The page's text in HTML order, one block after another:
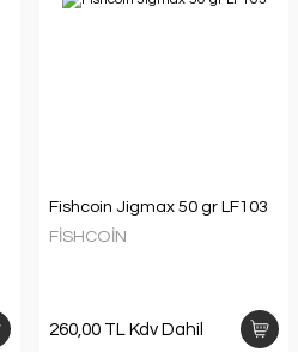
Fishcoin Jigmax 50 gr LF103
FİSHCOİN
260,00 TL Kdv Dahil